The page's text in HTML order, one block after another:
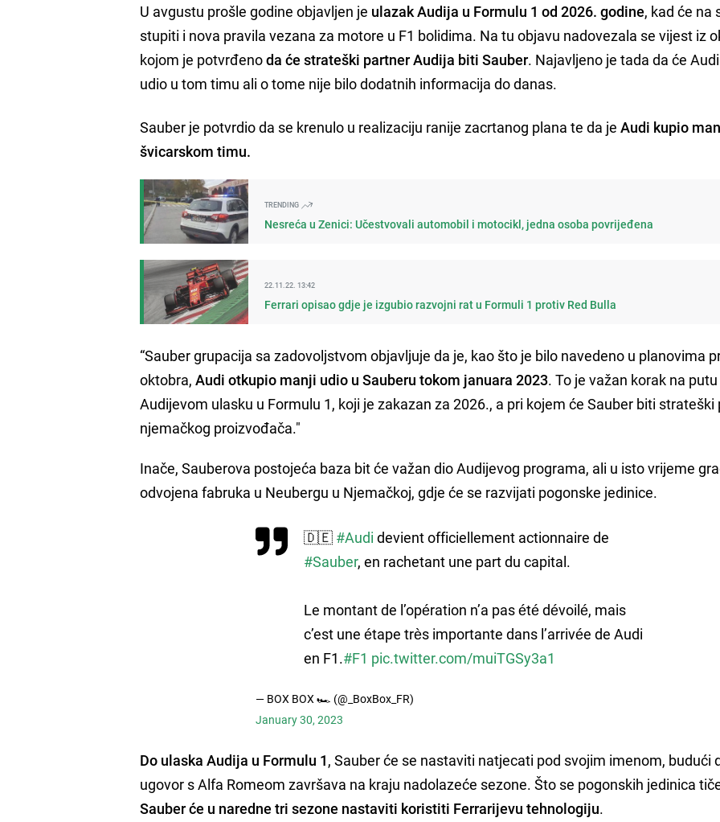
U avgustu prošle godine objavljen je ulazak Audija u Formulu 1 od 2026. godine, kad će na
stupiti i nova pravila vezana za motore u F1 bolidima. Na tu objavu nadovezala se vijest iz
kojom je potvrđenoda će strateški partner Audija biti Sauber. Najavljeno je tada da će
udio u tom timu ali o tome nije bilo dodatnih informacija do danas.
Sauber je potvrdio da se krenulo u realizaciju ranije zacrtanog plana te da jeAudi kupio
švicarskom timu.
TRENDING
Nesreća u Zenici: Učestvovali automobil i motocikl, jedna osoba povrijeđena
22.11.22. 13:42
Ferrari opisao gdje je izgubio razvojni rat u Formuli 1 protiv Red Bulla
“Sauber grupacija sa zadovoljstvom objavljuje da je, kao što je bilo navedeno u planovima
oktobra,Audi otkupio manji udio u Sauberu tokom januara 2023. To je važan korak na
Audijevom ulasku u Formulu 1, koji je zakazan za 2026., a pri kojem će Sauber biti strateški
njemačkog proizvođača."
Inače, Sauberova postojeća baza bit će važan dio Audijevog programa, ali u isto vrijeme
odvojena fabruka u Neubergu u Njemačkoj, gdje će se razvijati pogonske jedinice.
🇩🇪 #Audi devient officiellement actionnaire de
#Sauber, en rachetant une part du capital.
Le montant de l’opération n’a pas été dévoilé, mais
c’est une étape très importante dans l’arrivée de Audi
en F1.#F1 pic.twitter.com/muiTGSy3a1
— BOX BOX 🏎️ (@_BoxBox_FR)
January 30, 2023
Do ulaska Audija u Formulu 1, Sauber će se nastaviti natjecati pod svojim imenom, budući
ugovor s Alfa Romeom završava na kraju nadolazeće sezone. Što se pogonskih jedinica
Sauber će u naredne tri sezone nastaviti koristiti Ferrarijevu tehnologiju.